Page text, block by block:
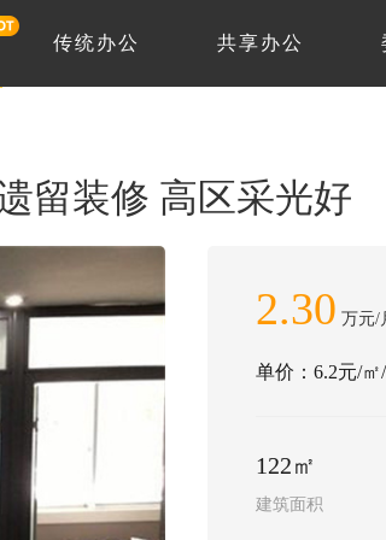
传统办公 共享办公
留装修 高区采光好
2.30 万元/
单价：6.2元/㎡
122㎡
建筑面积